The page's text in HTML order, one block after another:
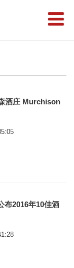
酒庄 Murchison
布2016年10佳酒